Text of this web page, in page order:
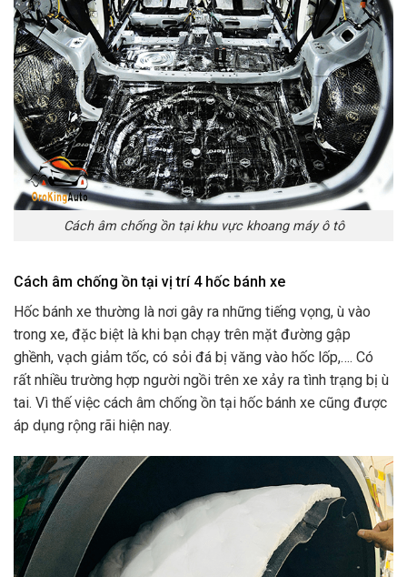
Cách âm chống ồn tại khu vực khoang máy ô tô
Cách âm chống ồn tại vị trí 4 hốc bánh xe
Hốc bánh xe thường là nơi gây ra những tiếng vọng, ù vào
trong xe, đặc biệt là khi bạn chạy trên mặt đường gập
ghềnh, vạch giảm tốc, có sỏi đá bị văng vào hốc lốp,…. Có
rất nhiều trường hợp người ngồi trên xe xảy ra tình trạng bị ù
tai. Vì thế việc cách âm chống ồn tại hốc bánh xe cũng được
áp dụng rộng rãi hiện nay.